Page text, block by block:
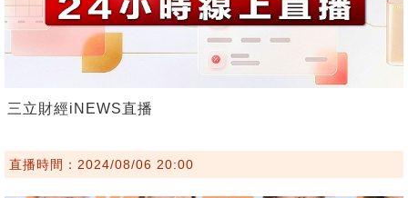
三立財經iNEWS直播
直播時間：2024/08/06 20:00